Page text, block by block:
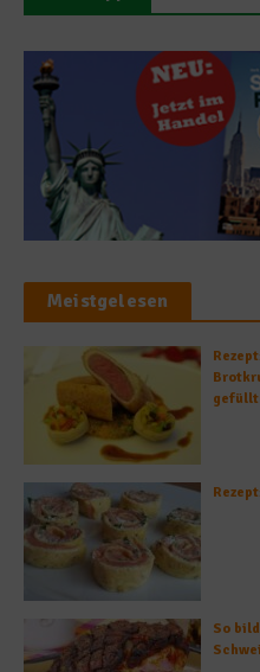
Meistgelesen
So